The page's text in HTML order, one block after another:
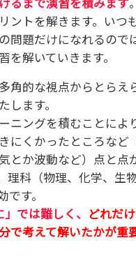
ントを解きます。いつ
問題だけになれるので
を解いていきます。
角的な視点からとらえ
します。
ニングを積むことによ
にくかったところなど
とか波動など）点と点
理科（物理、化学、生
す。
」では難しく、 どれだ
で考えて解いたかが重